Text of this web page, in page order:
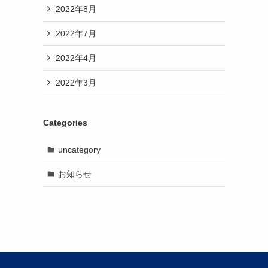
2022年8月
2022年7月
2022年4月
2022年3月
Categories
uncategory
お知らせ